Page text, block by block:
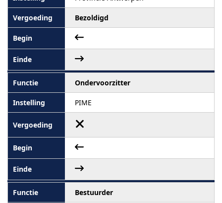
Bezoldigd
Ondervoorzitter
PIME
Bestuurder